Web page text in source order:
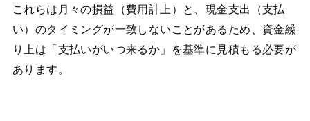
これらは月々の損益（費用計上）と、現金支出（支払
い）のタイミングが一致しないことがあるため、資金繰
り上は「支払いがいつ来るか」を基準に見積もる必要が
あります。